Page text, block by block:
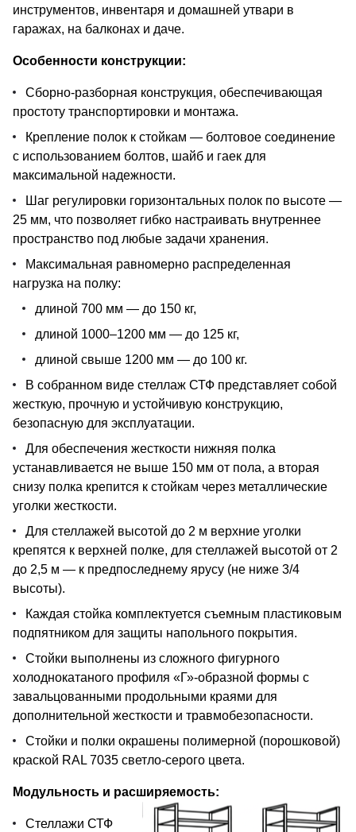
инструментов, инвентаря и домашней утвари в
гаражах, на балконах и даче.
Особенности конструкции:
Сборно-разборная конструкция, обеспечивающая
простоту транспортировки и монтажа.
Крепление полок к стойкам — болтовое соединение
с использованием болтов, шайб и гаек для
максимальной надежности.
Шаг регулировки горизонтальных полок по высоте —
25 мм, что позволяет гибко настраивать внутреннее
пространство под любые задачи хранения.
Максимальная равномерно распределенная
нагрузка на полку:
длиной 700 мм — до 150 кг,
длиной 1000–1200 мм — до 125 кг,
длиной свыше 1200 мм — до 100 кг.
В собранном виде стеллаж СТФ представляет собой
жесткую, прочную и устойчивую конструкцию,
безопасную для эксплуатации.
Для обеспечения жесткости нижняя полка
устанавливается не выше 150 мм от пола, а вторая
снизу полка крепится к стойкам через металлические
уголки жесткости.
Для стеллажей высотой до 2 м верхние уголки
крепятся к верхней полке, для стеллажей высотой от 2
до 2,5 м — к предпоследнему ярусу (не ниже 3/4
высоты).
Каждая стойка комплектуется съемным пластиковым
подпятником для защиты напольного покрытия.
Стойки выполнены из сложного фигурного
холоднокатаного профиля «Г»-образной формы с
завальцованными продольными краями для
дополнительной жесткости и травмобезопасности.
Стойки и полки окрашены полимерной (порошковой)
краской RAL 7035 светло-серого цвета.
Модульность и расширяемость:
Стеллажи СТФ